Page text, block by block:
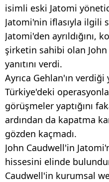
isimli eski Jatomi
Jatomi'nin iflasıyla ilgili
Jatomi'den ayrıldığını,
şirketin sahibi olan
yanıtını verdi.
Ayrıca Gehlan'ın
Türkiye'deki
görüşmeler yaptığını
ardından da kapatma
gözden kaçmadı.
John Caudwell'in
hissesini elinde
Caudwell'in kurumsal